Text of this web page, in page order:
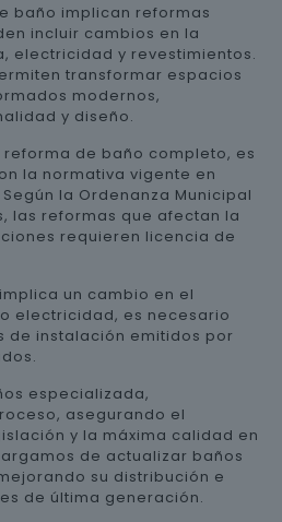
baño implican reformas
incluir cambios en la
electricidad y revestimientos.
transformar espacios
modernos,
y diseño.
de baño completo, es
la normativa vigente en
la Ordenanza Municipal
las reformas que afectan la
requieren licencia de
un cambio en el
electricidad, es necesario
de instalación emitidos por
especializada,
asegurando el
y la máxima calidad en
de actualizar baños
su distribución e
de última generación.